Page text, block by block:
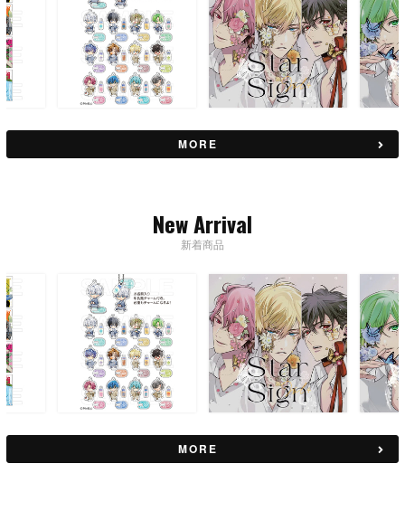
MORE
New Arrival
新着商品
MORE